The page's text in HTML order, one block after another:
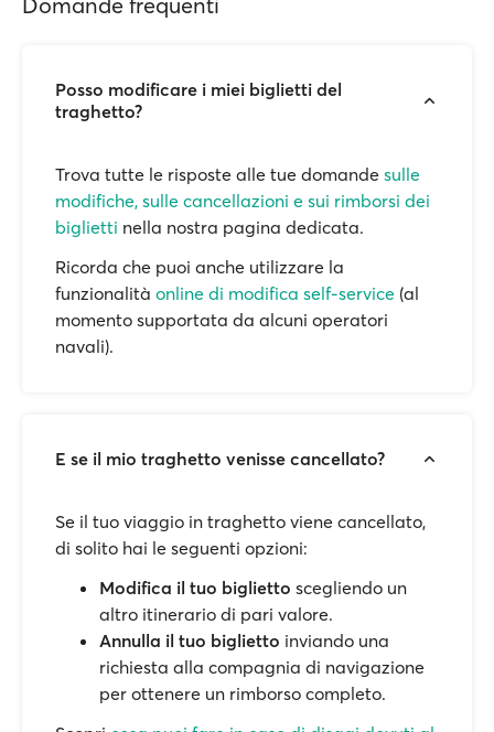
Posso modificare i miei biglietti del
traghetto?
Trova tutte le risposte alle tue domande sulle
modifiche, sulle cancellazioni e sui rimborsi dei
biglietti nella nostra pagina dedicata.
Ricorda che puoi anche utilizzare la
funzionalità online di modifica self-service (al
momento supportata da alcuni operatori
navali).
E se il mio traghetto venisse cancellato?
Se il tuo viaggio in traghetto viene cancellato,
di solito hai le seguenti opzioni:
Modifica il tuo biglietto scegliendo un
altro itinerario di pari valore.
Annulla il tuo biglietto inviando una
richiesta alla compagnia di navigazione
per ottenere un rimborso completo.